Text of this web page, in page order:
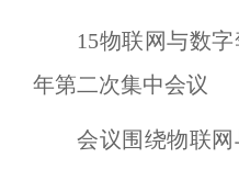
15物联网与数
年第二次集中会议
会议围绕物联